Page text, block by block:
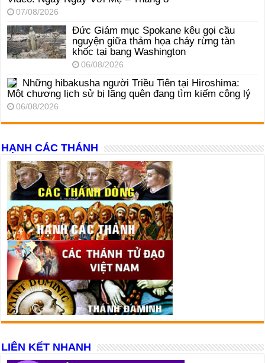
07/08/2026
Đức Giám mục Spokane kêu gọi cầu
nguyện giữa thảm họa cháy rừng tàn
khốc tại bang Washington
06/08/2026
Những hibakusha người Triều Tiên tại Hiroshima:
Một chương lịch sử bị lãng quên đang tìm kiếm công lý
06/08/2026
HẠNH CÁC THÁNH
LIÊN KẾT NHANH